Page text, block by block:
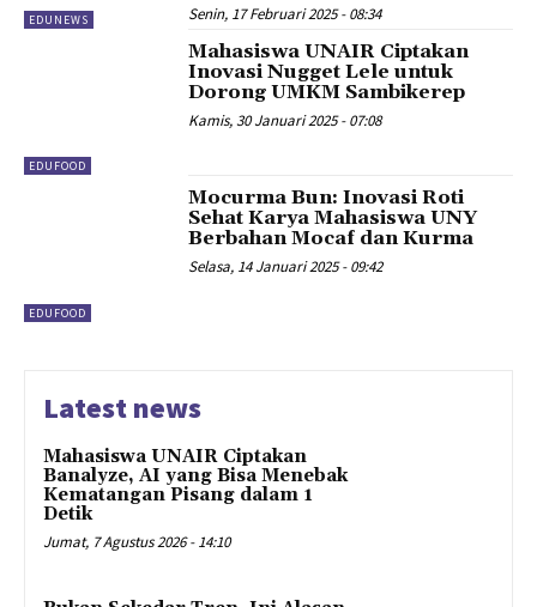
EDUNEWS Senin, 17 Februari 2025 - 08:34
EDUFOOD
Mahasiswa UNAIR Ciptakan
Inovasi Nugget Lele untuk
Dorong UMKM Sambikerep
Kamis, 30 Januari 2025 - 07:08
EDUFOOD
Mocurma Bun: Inovasi Roti
Sehat Karya Mahasiswa UNY
Berbahan Mocaf dan Kurma
Selasa, 14 Januari 2025 - 09:42
Latest news
Mahasiswa UNAIR Ciptakan
Banalyze, AI yang Bisa Menebak
Kematangan Pisang dalam 1
Detik
Jumat, 7 Agustus 2026 - 14:10